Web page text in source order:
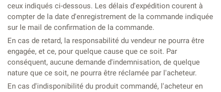
ceux indiqués ci-dessous. Les délais d'expédition courent à
compter de la date d'enregistrement de la commande indiquée
sur le mail de confirmation de la commande.
En cas de retard, la responsabilité du vendeur ne pourra être
engagée, et ce, pour quelque cause que ce soit. Par
conséquent, aucune demande d'indemnisation, de quelque
nature que ce soit, ne pourra être réclamée par l'acheteur.
En cas d'indisponibilité du produit commandé, l'acheteur en